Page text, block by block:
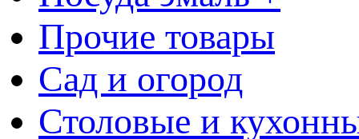
Прочие товары
Сад и огород
Столовые и